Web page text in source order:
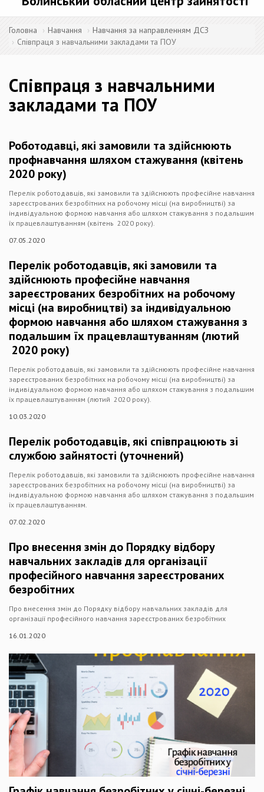
Головна Навчання
Навчання за направленням ДСЗ
Співпраця з навчальними закладами та ПОУ
Співпраця з навчальними
закладами та ПОУ
Роботодавці, які замовили та здійснюють
профнавчання шляхом стажування (квітень
2020 року)
Перелік роботодавців, які замовили та здійснюють професійне навчання
зареєстрованих безробітних на робочому місці (на виробництві) за
індивідуальною формою навчання або шляхом стажування з подальшим
їх працевлаштуванням (квітень 2020 року).
07.05.2020
Перелік роботодавців, які замовили та
здійснюють професійне навчання
зареєстрованих безробітних на робочому
місці (на виробництві) за індивідуальною
формою навчання або шляхом стажування з
подальшим їх працевлаштуванням (лютий
2020 року)
Перелік роботодавців, які замовили та здійснюють професійне навчання
зареєстрованих безробітних на робочому місці (на виробництві) за
індивідуальною формою навчання або шляхом стажування з подальшим
їх працевлаштуванням (лютий 2020 року).
10.03.2020
Перелік роботодавців, які співпрацюють зі
службою зайнятості (уточнений)
Перелік роботодавців, які замовили та здійснюють професійне навчання
зареєстрованих безробітних на робочому місці (на виробництві) за
індивідуальною формою навчання або шляхом стажування з подальшим
їх працевлаштуванням.
07.02.2020
Про внесення змін до Порядку відбору
навчальних закладів для організації
професійного навчання зареєстрованих
безробітних
Про внесення змін до Порядку відбору навчальних закладів для
організації професійного навчання зареєстрованих безробітних
16.01.2020